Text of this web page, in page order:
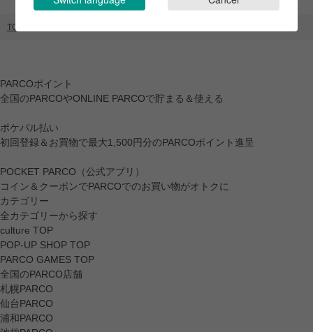
TOP
PARCOポイント
全国のPARCOやONLINE PARCOで貯まる＆使える
ポケパル払い
初回登録＆お買物で最大1,500円分のPARCOポイント進呈
POCKET PARCO（公式アプリ）
コイン＆クーポンでPARCOでのお買い物がオトクに
カテゴリー
全カテゴリーから探す
culture TOP
POP-UP SHOP TOP
PARCO GAMES TOP
全国のPARCO店舗
札幌PARCO
仙台PARCO
浦和PARCO